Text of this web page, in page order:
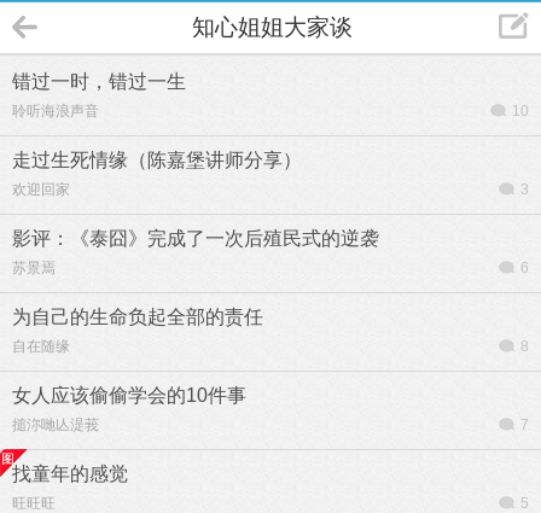
知心姐姐大家谈
错过一时，错过一生
聆听海浪声音 10
走过生死情缘（陈嘉堡讲师分享）
欢迎回家 3
影评：《泰囧》完成了一次后殖民式的逆袭
苏景焉 6
为自己的生命负起全部的责任
自在随缘 8
女人应该偷偷学会的10件事
搥沵哋亾湜莪 7
找童年的感觉
旺旺旺 5